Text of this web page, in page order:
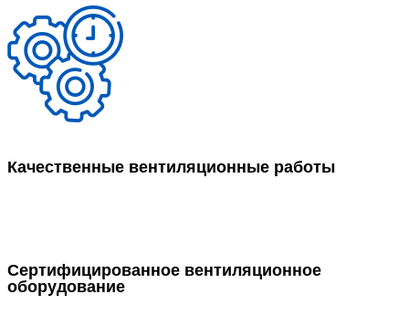
Качественные вентиляционные работы
Сертифицированное вентиляционное
оборудование